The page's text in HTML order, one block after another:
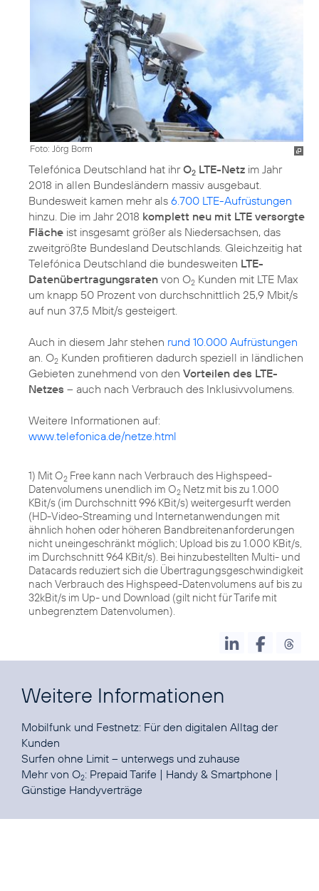
Foto: Jörg Borm
Telefónica Deutschland hat ihrO2 LTE-Netz im Jahr
2018 in allen Bundesländern massiv ausgebaut.
Bundesweit kamen mehr als 6.700 LTE-Aufrüstungen
hinzu. Die im Jahr 2018 komplett neu mit LTE versorgte
Fläche ist insgesamt größer als Niedersachsen, das
zweitgrößte Bundesland Deutschlands. Gleichzeitig hat
Telefónica Deutschland die bundesweiten LTE-
Datenübertragungsraten von O2 Kunden mit LTE Max
um knapp 50 Prozent von durchschnittlich 25,9 Mbit/s
auf nun 37,5 Mbit/s gesteigert.
Auch in diesem Jahr stehen rund 10.000 Aufrüstungen
an. O2 Kunden profitieren dadurch speziell in ländlichen
Gebieten zunehmend von den Vorteilen des LTE-
Netzes – auch nach Verbrauch des Inklusivvolumens.
Weitere Informationen auf:
www.telefonica.de/netze.html
1) Mit O2 Free kann nach Verbrauch des Highspeed-
Datenvolumens unendlich im O2 Netz mit bis zu 1.000
KBit/s (im Durchschnitt 996 KBit/s) weitergesurft werden
(HD-Video-Streaming und Internetanwendungen mit
ähnlich hohen oder höheren Bandbreitenanforderungen
nicht uneingeschränkt möglich; Upload bis zu 1.000 KBit/s,
im Durchschnitt 964 KBit/s). Bei hinzubestellten Multi- und
Datacards reduziert sich die Übertragungsgeschwindigkeit
nach Verbrauch des Highspeed-Datenvolumens auf bis zu
32kBit/s im Up- und Download (gilt nicht für Tarife mit
unbegrenztem Datenvolumen).
Weitere Informationen
Mobilfunk und Festnetz: Für den digitalen Alltag der
Kunden
Surfen ohne Limit – unterwegs und zuhause
Mehr von O2: Prepaid Tarife | Handy & Smartphone |
Günstige Handyverträge